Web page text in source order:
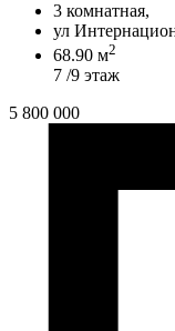
3 комнатная,
ул
68.90 м2
7 /9 этаж
5 800 000